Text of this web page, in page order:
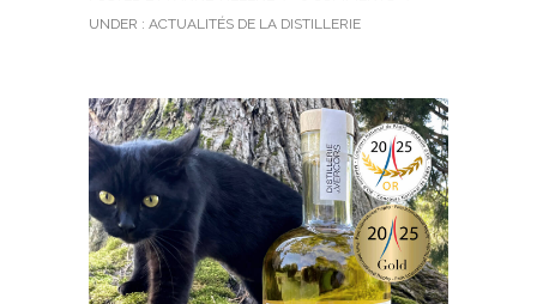
UNDER : ACTUALITÉS DE LA DISTILLERIE